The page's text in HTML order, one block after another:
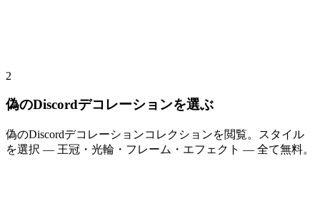
2
偽のDiscordデコレーションを選ぶ
偽のDiscordデコレーションコレクションを閲覧。スタイル
を選択 — 王冠・光輪・フレーム・エフェクト — 全て無料。